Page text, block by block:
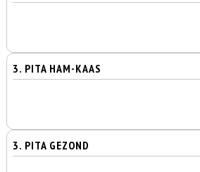
3. PITA HAM-KAAS
3. PITA GEZOND